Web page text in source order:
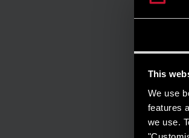
This
We use
features
we use.